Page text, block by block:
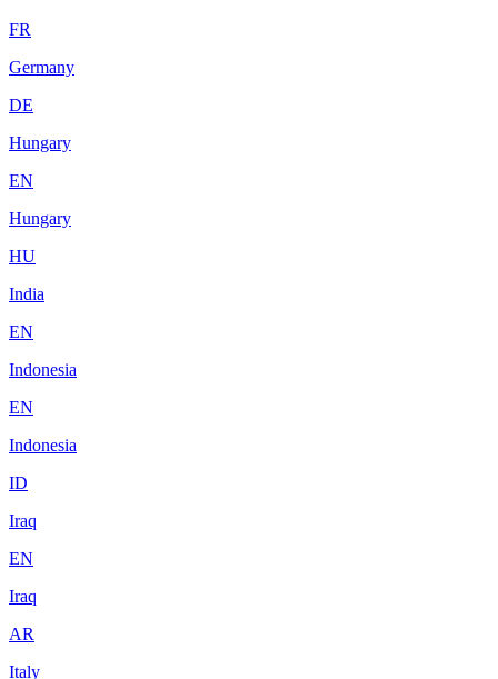
FR
Germany
DE
Hungary
EN
Hungary
HU
India
EN
Indonesia
EN
Indonesia
ID
Iraq
EN
Iraq
AR
Italy